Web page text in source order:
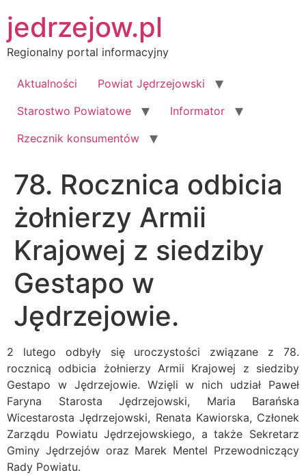
do
treści
jedrzejow.pl
Regionalny portal informacyjny
Aktualności
Powiat Jędrzejowski
Starostwo Powiatowe
Informator
Rzecznik konsumentów
78. Rocznica odbicia
żołnierzy Armii
Krajowej z siedziby
Gestapo w
Jędrzejowie.
2 lutego odbyły się uroczystości związane z 78.
rocznicą odbicia żołnierzy Armii Krajowej z siedziby
Gestapo w Jędrzejowie. Wzięli w nich udział Paweł
Faryna Starosta Jędrzejowski, Maria Barańska
Wicestarosta Jędrzejowski, Renata Kawiorska, Członek
Zarządu Powiatu Jędrzejowskiego, a także Sekretarz
Gminy Jędrzejów oraz Marek Mentel Przewodniczący
Rady Powiatu.